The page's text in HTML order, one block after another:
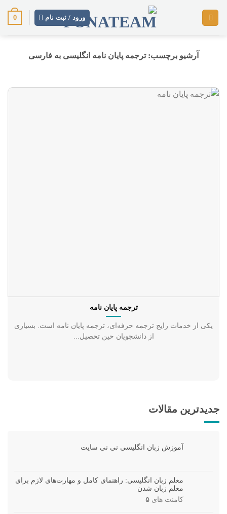
ورود / ثبت نام 0
آرشیو برچسب:ترجمه پایان نامه انگلیسی به فارسی
جدیدترین مقالات
آموزش زبان انگلیسی نی نی سایت
معلم زبان انگلیسی: راهنمای کامل و مهارت‌های لازم برای
معلم زبان شدن
کامنت های ۵
ترجمه پایان نامه
یکی از خدمات رایج ترجمه حرفه‌ای، ترجمه پایان نامه است. بسیاری
از دانشجویان حین تحصیل...